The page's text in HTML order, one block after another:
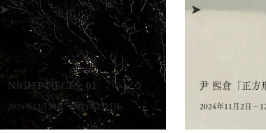
➤
NIGHT PIECES: 02
2024年12月20日－2025年2月2日
➤
尹 熙倉「正方
2024年11月2日－